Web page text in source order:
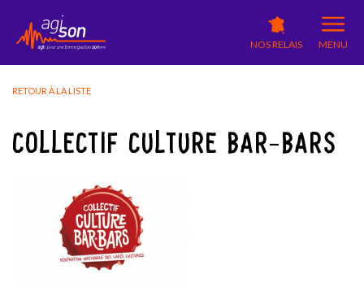
NOS RELAIS MENU
RETOUR À LA LISTE
COLLECTIF CULTURE BAR-BARS